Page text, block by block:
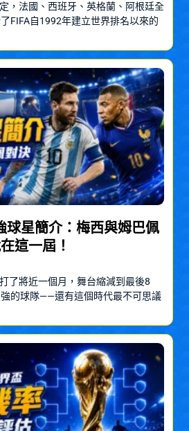
，法國、西班牙、英格蘭、阿根廷全
FIFA自1992年建立世界排名以來的
球星簡介：梅西與姆巴佩
這一屆！
了將近一個月，舞台縮減到最後8
的球隊——還有這個時代最不可思議